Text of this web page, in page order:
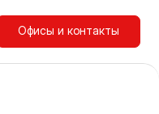
Офисы и контакты